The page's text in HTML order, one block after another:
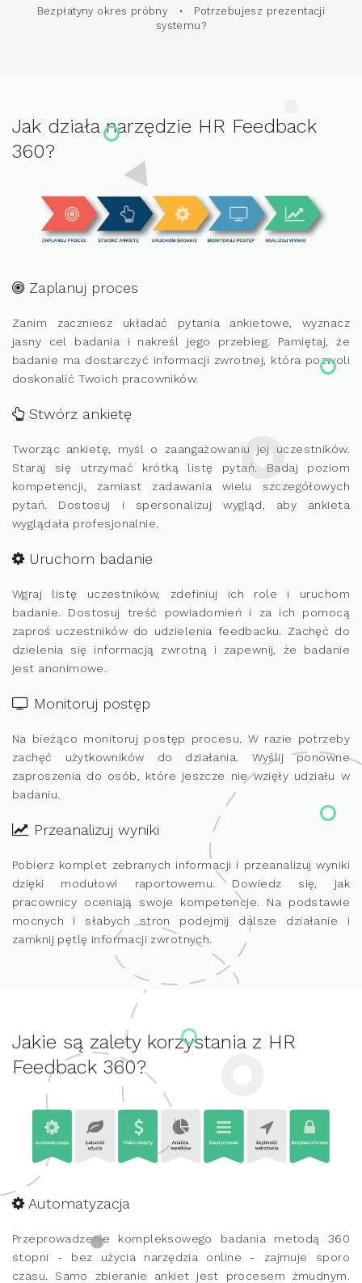
Bezpłatyny okres próbny • Potrzebujesz prezentacji
systemu?
Jak działa narzędzie HR Feedback
360?
Zaplanuj proces
Zanim zaczniesz układać pytania ankietowe, wyznacz
jasny cel badania i nakreśl jego przebieg. Pamiętaj, że
badanie ma dostarczyć informacji zwrotnej, która pozwoli
doskonalić Twoich pracowników.
Stwórz ankietę
Tworząc ankietę, myśl o zaangażowaniu jej uczestników.
Staraj się utrzymać krótką listę pytań. Badaj poziom
kompetencji, zamiast zadawania wielu szczegółowych
pytań. Dostosuj i spersonalizuj wygląd, aby ankieta
wyglądała profesjonalnie.
Uruchom badanie
Wgraj listę uczestników, zdefiniuj ich role i uruchom
badanie. Dostosuj treść powiadomień i za ich pomocą
zaproś uczestników do udzielenia feedbacku. Zachęć do
dzielenia się informacją zwrotną i zapewnij, że badanie
jest anonimowe.
Monitoruj postęp
Na bieżąco monitoruj postęp procesu. W razie potrzeby
zachęć użytkowników do działania. Wyślij ponowne
zaproszenia do osób, które jeszcze nie wzięły udziału w
badaniu.
Przeanalizuj wyniki
Pobierz komplet zebranych informacji i przeanalizuj wyniki
dzięki modułowi raportowemu. Dowiedz się, jak
pracownicy oceniają swoje kompetencje. Na podstawie
mocnych i słabych stron podejmij dalsze działanie i
zamknij pętlę informacji zwrotnych.
Jakie są zalety korzystania z HR
Feedback 360?
Automatyzacja
Przeprowadzenie kompleksowego badania metodą 360
stopni - bez użycia narzędzia online - zajmuje sporo
czasu. Samo zbieranie ankiet jest procesem żmudnym.